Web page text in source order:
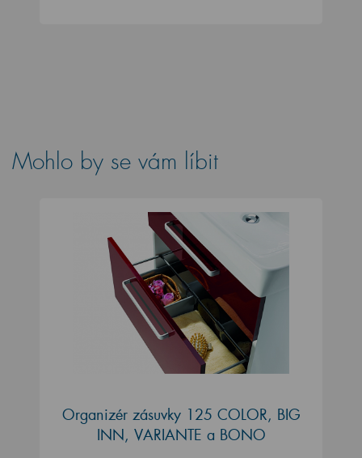
Mohlo by se vám líbit
Organizér zásuvky 125 COLOR, BIG
INN, VARIANTE a BONO